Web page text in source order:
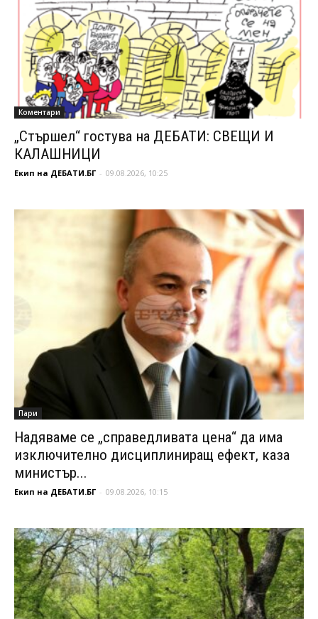
Коментари
„Стършел“ гостува на ДЕБАТИ: СВЕЩИ И
КАЛАШНИЦИ
Екип на ДЕБАТИ.БГ - 09.08.2026, 10:25
Пари
Надяваме се „справедливата цена“ да има
изключително дисциплиниращ ефект, каза
министър...
Екип на ДЕБАТИ.БГ - 09.08.2026, 10:15